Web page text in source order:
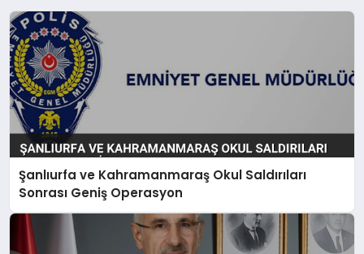
Şanlıurfa ve Kahramanmaraş Okul Saldırıları
Sonrası Geniş Operasyon